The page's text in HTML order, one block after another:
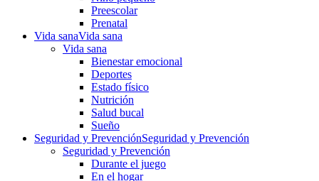
Preescolar
Prenatal
Vida sanaVida sana
Vida sana
Bienestar emocional
Deportes
Estado físico
Nutrición
Salud bucal
Sueño
Seguridad y PrevenciónSeguridad y Prevención
Seguridad y Prevención
Durante el juego
En el hogar